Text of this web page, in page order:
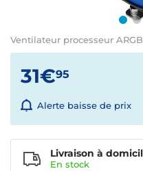
Ventilateur processeur
31€95
Alerte baisse de prix
Livraison à
En stock